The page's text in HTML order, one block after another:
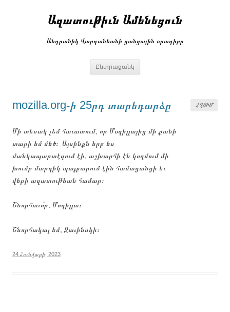
Ազատութիւն Ամենեցուն
Անդրանիկ Վարդանեանի ցանցային օրագիրը
Ընտրացանկ
ՀՂՈՒՄ
mozilla.org֊ի 25րդ տարեդարձը
Մի տեսակ չեմ հաւատում, որ Մօզիլլայից մի քանի
տարի եմ մեծ։ Այսինքն երբ ես
մանկապարտէզում էի, աշխարհի էն կողմում մի
խումբ մարդիկ պայքարում էին համացանցի եւ
վեբի ազատութեան համար։
Շնորհաւո՛ր, Մոզիլլա։
Շնորհակալ եմ, Զաւինսկի։
24 Հունվարի, 2023